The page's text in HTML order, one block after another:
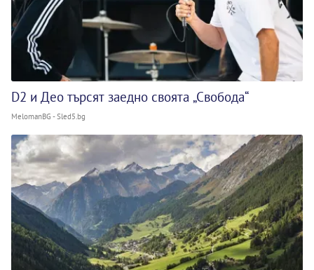
D2 и Део търсят заедно своята „Свобода“
MelomanBG - Sled5.bg